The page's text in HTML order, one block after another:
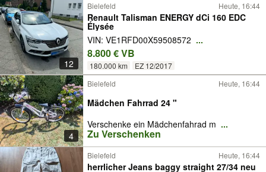
12
Bielefeld Heute, 16:44
Renault Talisman ENERGY dCi 160 EDC
Élysée
VIN: VE1RFD00X59508572 ...
8.800 € VB
180.000 km EZ 12/2017
4
Bielefeld Heute, 16:44
Mädchen Fahrrad 24 "
Verschenke ein Mädchenfahrad m ...
Zu Verschenken
Bielefeld Heute, 16:44
herrlicher Jeans baggy straight 27/34 neu